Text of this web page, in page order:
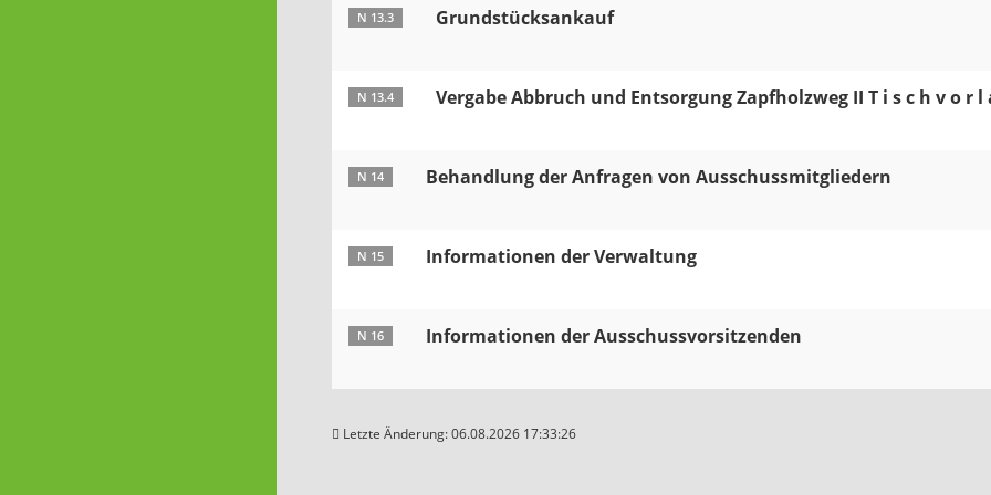
N 13.3 Grundstücksankauf
N 13.4 Vergabe Abbruch und Entsorgung Zapfholzweg II T i s c h v o r l
N 14 Behandlung der Anfragen von Ausschussmitgliedern
N 15 Informationen der Verwaltung
N 16 Informationen der Ausschussvorsitzenden
Letzte Änderung: 06.08.2026 17:33:26